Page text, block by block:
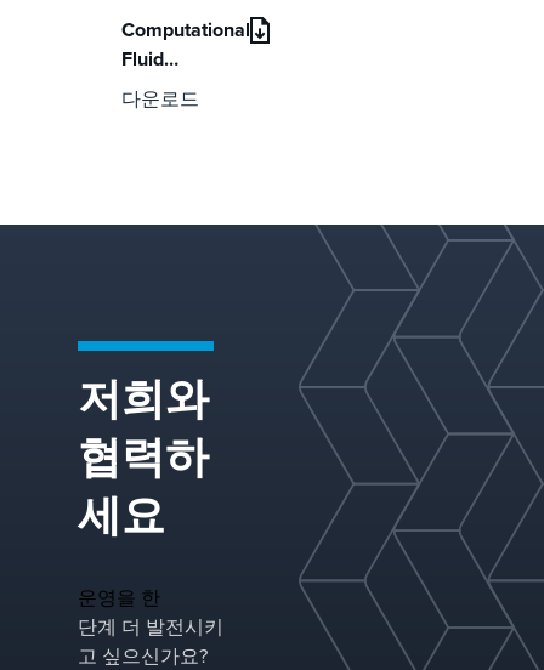
Computational
Fluid
Dynamics
(CFD)
다운로드
저희와
협력하
세요
운영을 한
단계 더 발전시키
고 싶으신가요?